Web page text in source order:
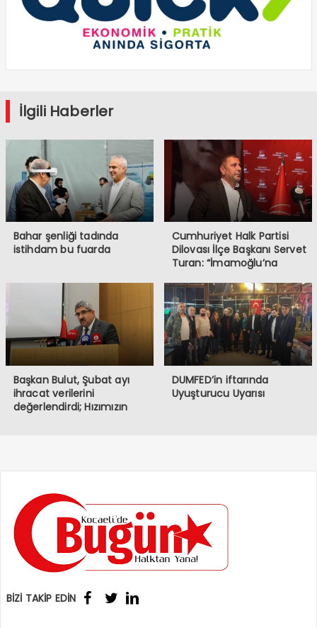
İlgili Haberler
Bahar şenliği tadında
istihdam bu fuarda
Cumhuriyet Halk Partisi
Dilovası İlçe Başkanı Servet
Turan: “İmamoğlu’na
Halkın İradesine
Müdahaledir”
Başkan Bulut, Şubat ayı
ihracat verilerini
değerlendirdi; Hızımızın
DUMFED’in iftarında
Uyuşturucu Uyarısı
BİZİ TAKİP EDİN